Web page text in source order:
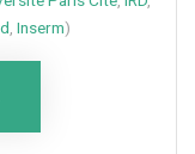
Inserm)